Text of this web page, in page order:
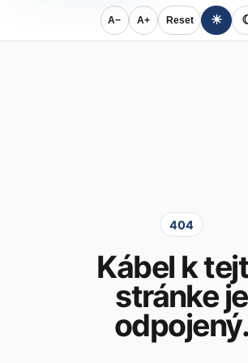
A− A+ Reset ☀
404
Kábel k
stránke je
odpojený.